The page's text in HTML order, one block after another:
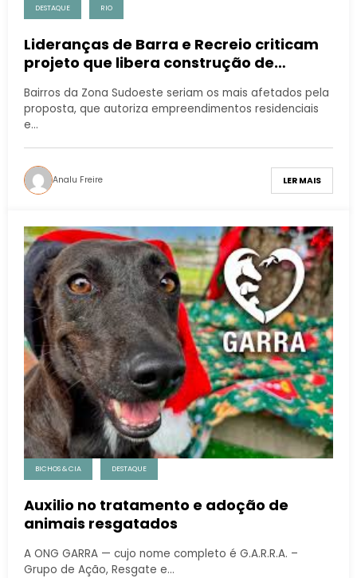
DESTAQUE RIO
Lideranças de Barra e Recreio criticam
projeto que libera construção de
Bairros da Zona Sudoeste seriam os mais afetados pela
proposta, que autoriza empreendimentos residenciais
e…
Analu Freire LER MAIS
BICHOS & CIA DESTAQUE
Auxilio no tratamento e adoção de
animais resgatados
A ONG GARRA — cujo nome completo é G.A.R.R.A. –
Grupo de Ação, Resgate e…